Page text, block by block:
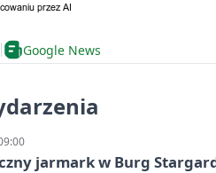
Google News
jarmark w Burg